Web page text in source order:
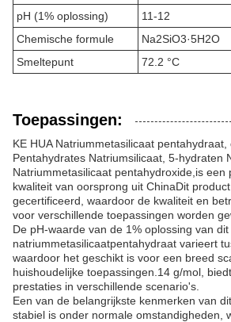
pH (1% oplossing)
11-12
Chemische formule
Na2SiO3·5H2O
Smeltepunt
72.2 °C
Toepassingen:
KE HUA Natriummetasilicaat
Pentahydrates Natriumsilicaat, 5-hydraten
Natriummetasilicaat pentahydroxide,is een
kwaliteit van oorsprong uit ChinaDit
gecertificeerd, waardoor de kwaliteit en
voor verschillende toepassingen worden
De pH-waarde van de 1% oplossing van dit
natriummetasilicaatpentahydraat varieert
waardoor het geschikt is voor een breed
huishoudelijke toepassingen.14 g/mol,
prestaties in verschillende scenario's.
Een van de belangrijkste kenmerken van
stabiel is onder normale omstandigheden,